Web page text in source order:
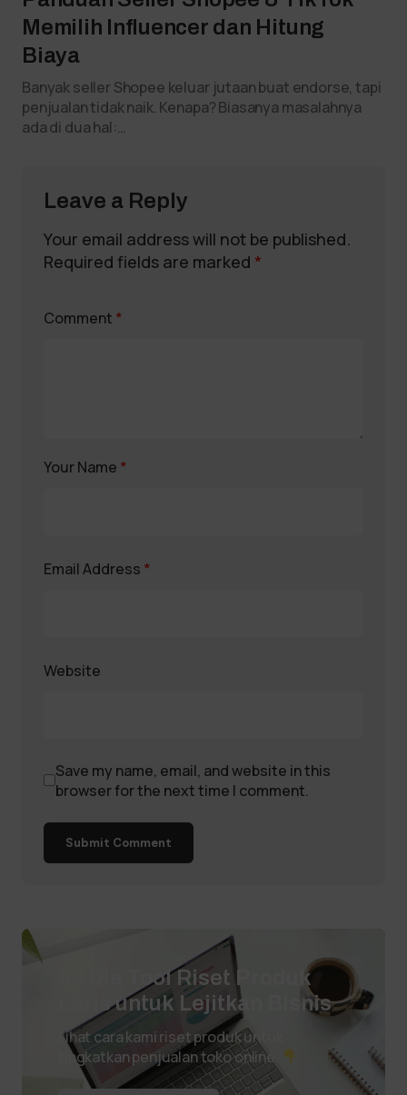
Memilih Influencer dan Hitung
Biaya
Banyak seller Shopee keluar jutaan buat endorse, tapi
penjualan tidak naik. Kenapa? Biasanya masalahnya
ada di dua hal:…
Leave a Reply
Your email address will not be published.
Required fields are marked *
Comment *
Your Name *
Email Address *
Website
Save my name, email, and website in this
browser for the next time I comment.
Submit Comment
Ini Dia Tool Riset Produk
Laris untuk Lejitkan Bisnis
Lihat cara kami riset produk untuk
tingkatkan penjualan toko online.